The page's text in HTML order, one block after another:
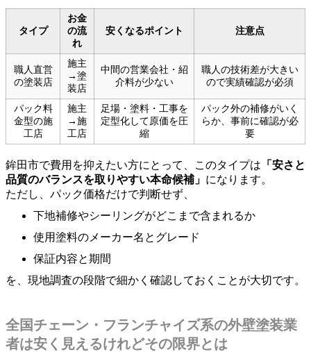
タイプ
お金
の流
れ
安くなるポイント 注意点
職人直営
の塗装店
施主
→塗
装店
中間の営業会社・紹
介料が少ない
職人の技術差が大きい
ので実績確認が必須
パック料
金型の施
工店
施主
→施
工店
足場・塗料・工事を
定型化して原価を圧
縮
パック外の補修がいく
らか、事前に確認が必
要
鉾田市で費用を抑えたい方にとって、このタイプは 「安さと
品質のバランスを取りやすい本命候補」 になります。
ただし、パック価格だけで判断せず、
下地補修やシーリングがどこまで含まれるか
使用塗料のメーカー名とグレード
保証内容と期間
を、現地調査の段階で細かく確認しておくことが大切です。
全国チェーン・フランチャイズ系の外壁塗装業
者は安く見えるけれどその限界とは